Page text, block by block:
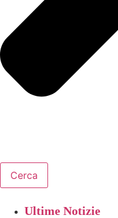
Cerca
Ultime Notizie